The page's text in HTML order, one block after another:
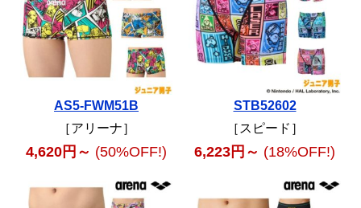
AS5-FWM51B
［アリーナ］
4,620円～ (50%OFF!)
STB52602
［スピード］
6,223円～ (18%OFF!)